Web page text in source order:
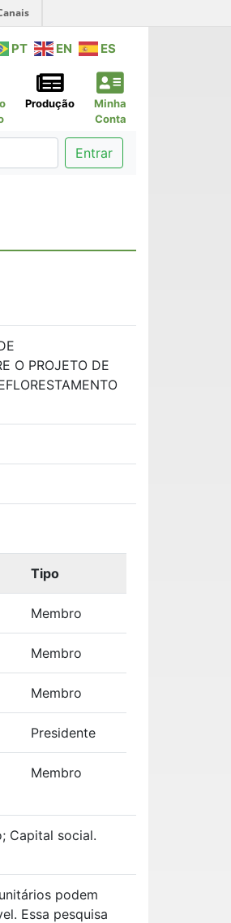
PT EN ES
Produção
Minha
Conta
Entrar
O PROJETO DE
Tipo
Membro
Membro
Membro
Presidente
Membro
Capital social.
podem
Essa pesquisa